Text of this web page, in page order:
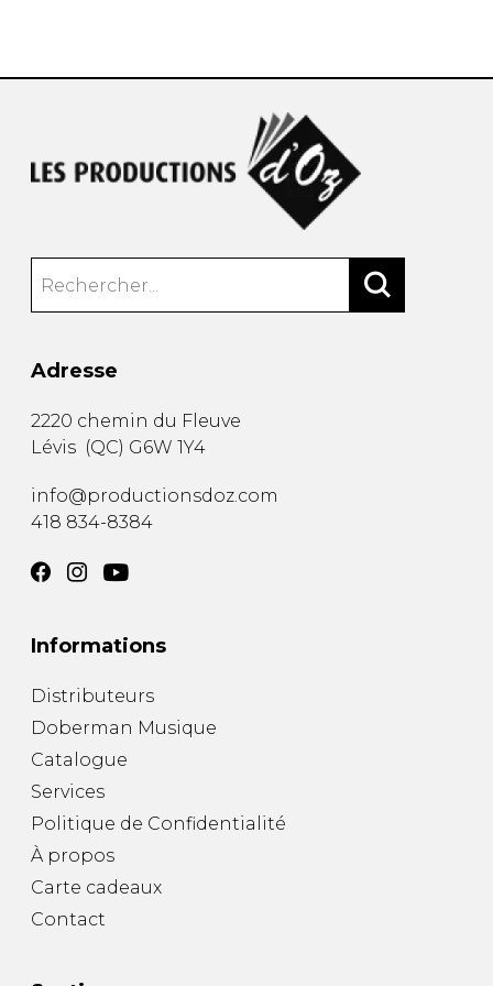
Adresse
2220 chemin du Fleuve
Lévis (QC) G6W 1Y4
info@productionsdoz.com
418 834-8384
Informations
Distributeurs
Doberman Musique
Catalogue
Services
Politique de Confidentialité
À propos
Carte cadeaux
Contact